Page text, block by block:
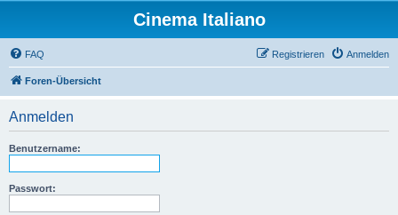
Cinema Italiano
FAQ Anmelden
Registrieren
Foren-Übersicht
Anmelden
Benutzername:
Passwort: